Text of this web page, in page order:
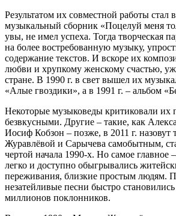
Результатом их совместной работы
музыкальный сборник «Поцелуй меня
увы, не имел успеха. Тогда творческая
на более востребованную музыку,
содержание текстов. И вскоре их
любви и хрупкому женскому счастью,
стране. В 1990 г. в свет вышел их
«Алые гвоздики», а в 1991 г. – альбом
Некоторые музыковеды критиковали их
безвкусными. Другие – такие, как
Иосиф Кобзон – позже, в 2011 г. назовут
Журавлёвой и Сарычева самобытным,
чертой начала 1990-х. Но самое главное
легко и доступно обыгрывались
переживания, близкие простым людям.
незатейливые песни быстро
миллионов поклонников.